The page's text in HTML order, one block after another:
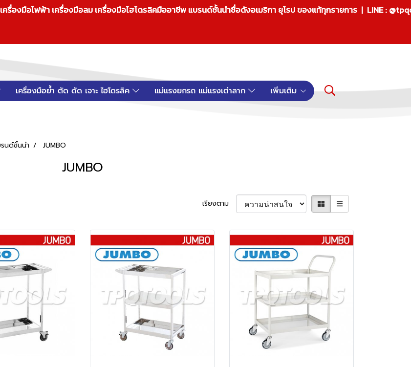
รื่องมือไฟฟ้า เครื่องมือลม เครื่องมือไฮโดรลิคมืออาชีพ แบรนด์ชั้นนำชื่อดังอเมริกา ยุโรป ของแท้ทุกรายการ | LINE :
เครื่องมือย้ำ ตัด ดัด เจาะ ไฮโดรลิค แม่แรงยกรถ แม่แรงเต่าลาก เพิ่มเติม
รนด์ชั้นนำ JUMBO
JUMBO
เรียงตาม